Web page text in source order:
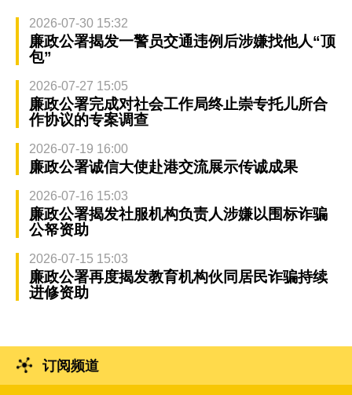
2026-07-30 15:32
廉政公署揭发一警员交通违例后涉嫌找他人“顶
包”
2026-07-27 15:05
廉政公署完成对社会工作局终止崇专托儿所合
作协议的专案调查
2026-07-19 16:00
廉政公署诚信大使赴港交流展示传诚成果
2026-07-16 15:03
廉政公署揭发社服机构负责人涉嫌以围标诈骗
公帑资助
2026-07-15 15:03
廉政公署再度揭发教育机构伙同居民诈骗持续
进修资助
订阅频道